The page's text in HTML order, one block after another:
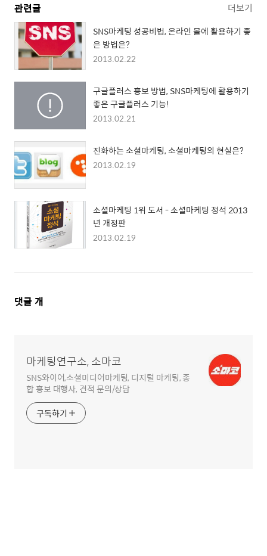
관련글 더보기
SNS마케팅 성공비법, 온라인 몰에 활용하기 좋
은 방법은?
2013.02.22
구글플러스 홍보 방법, SNS마케팅에 활용하기
좋은 구글플러스 기능!
2013.02.21
진화하는 소셜마케팅, 소셜마케팅의 현실은?
2013.02.19
소셜마케팅 1위 도서 - 소셜마케팅 정석 2013
년 개정판
2013.02.19
댓
댓글 개
마케팅연구소, 소마코
SNS와이어,소셜미디어마케팅, 디지털 마케팅, 종
합 홍보 대행사, 견적 문의/상담
구독하기